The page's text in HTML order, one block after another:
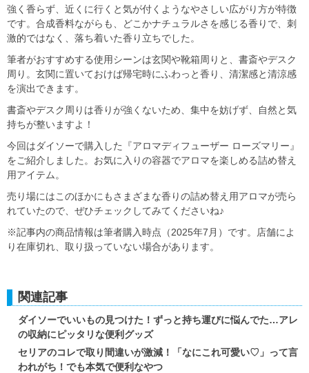
強く香らず、近くに行くと気が付くようなやさしい広がり方が特徴
です。合成香料ながらも、どこかナチュラルさを感じる香りで、刺
激的ではなく、落ち着いた香り立ちでした。
筆者がおすすめする使用シーンは玄関や靴箱周りと、書斎やデスク
周り。玄関に置いておけば帰宅時にふわっと香り、清潔感と清涼感
を演出できます。
書斎やデスク周りは香りが強くないため、集中を妨げず、自然と気
持ちが整いますよ！
今回はダイソーで購入した『アロマディフューザー ローズマリー』
をご紹介しました。お気に入りの容器でアロマを楽しめる詰め替え
用アイテム。
売り場にはこのほかにもさまざまな香りの詰め替え用アロマが売ら
れていたので、ぜひチェックしてみてくださいね♪
※記事内の商品情報は筆者購入時点（2025年7月）です。店舗によ
り在庫切れ、取り扱っていない場合があります。
関連記事
ダイソーでいいもの見つけた！ずっと持ち運びに悩んでた…アレ
の収納にピッタリな便利グッズ
セリアのコレで取り間違いが激減！「なにこれ可愛い♡」って言
われがち！でも本気で便利なやつ